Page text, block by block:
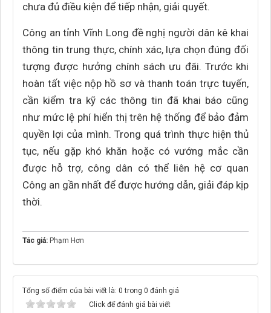
chưa đủ điều kiện để tiếp nhận, giải quyết.
Công an tỉnh Vĩnh Long đề nghị người dân kê khai
thông tin trung thực, chính xác, lựa chọn đúng đối
tượng được hưởng chính sách ưu đãi. Trước khi
hoàn tất việc nộp hồ sơ và thanh toán trực tuyến,
cần kiểm tra kỹ các thông tin đã khai báo cũng
như mức lệ phí hiển thị trên hệ thống để bảo đảm
quyền lợi của mình. Trong quá trình thực hiện thủ
tục, nếu gặp khó khăn hoặc có vướng mắc cần
được hỗ trợ, công dân có thể liên hệ cơ quan
Công an gần nhất để được hướng dẫn, giải đáp kịp
thời.
Tác giả: Phạm Hơn
Tổng số điểm của bài viết là: 0 trong 0 đánh giá
Click để đánh giá bài viết